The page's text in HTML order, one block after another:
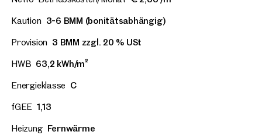
Kaution 3-6 BMM (bonitätsabhängig)
Provision 3 BMM zzgl. 20 % USt
HWB 63,2 kWh/m²
Energieklasse C
fGEE 1,13
Heizung Fernwärme